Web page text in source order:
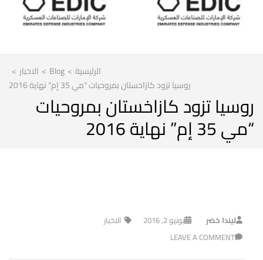
الرئيسية >
Blog
> الاخبار >
روسيا تزود كازاخستان بمروحيات “مي 35 إم” نهاية 2016
روسيا تزود كازاخستان بمروحيات
“مي 35 إم” نهاية 2016
ليندا خضر يونيو 2, 2016
الاخبار
LEAVE A COMMENT